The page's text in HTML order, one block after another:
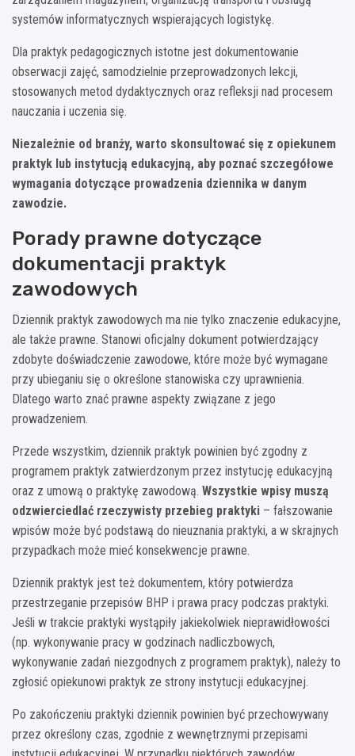
systemów informatycznych wspierających logistykę.
Dla praktyk pedagogicznych istotne jest dokumentowanie
obserwacji zajęć, samodzielnie przeprowadzonych lekcji,
stosowanych metod dydaktycznych oraz refleksji nad procesem
nauczania i uczenia się.
Niezależnie od branży, warto skonsultować się z opiekunem
praktyk lub instytucją edukacyjną, aby poznać szczegółowe
wymagania dotyczące prowadzenia dziennika w danym
zawodzie.
Porady prawne dotyczące
dokumentacji praktyk
zawodowych
Dziennik praktyk zawodowych ma nie tylko znaczenie edukacyjne,
ale także prawne. Stanowi oficjalny dokument potwierdzający
zdobyte doświadczenie zawodowe, które może być wymagane
przy ubieganiu się o określone stanowiska czy uprawnienia.
Dlatego warto znać prawne aspekty związane z jego
prowadzeniem.
Przede wszystkim, dziennik praktyk powinien być zgodny z
programem praktyk zatwierdzonym przez instytucję edukacyjną
oraz z umową o praktykę zawodową. Wszystkie wpisy muszą
odzwierciedlać rzeczywisty przebieg praktyki – fałszowanie
wpisów może być podstawą do nieuznania praktyki, a w skrajnych
przypadkach może mieć konsekwencje prawne.
Dziennik praktyk jest też dokumentem, który potwierdza
przestrzeganie przepisów BHP i prawa pracy podczas praktyki.
Jeśli w trakcie praktyki wystąpiły jakiekolwiek nieprawidłowości
(np. wykonywanie pracy w godzinach nadliczbowych,
wykonywanie zadań niezgodnych z programem praktyk), należy to
zgłosić opiekunowi praktyk ze strony instytucji edukacyjnej.
Po zakończeniu praktyki dziennik powinien być przechowywany
przez określony czas, zgodnie z wewnętrznymi przepisami